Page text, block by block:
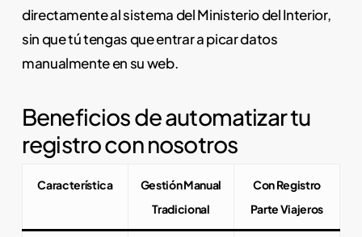
directamente al sistema del Ministerio del Interior,
sin que tú tengas que entrar a picar datos
manualmente en su web.
Beneficios de automatizar tu
registro con nosotros
Característica
Gestión Manual
Tradicional
Con Registro
Parte Viajeros